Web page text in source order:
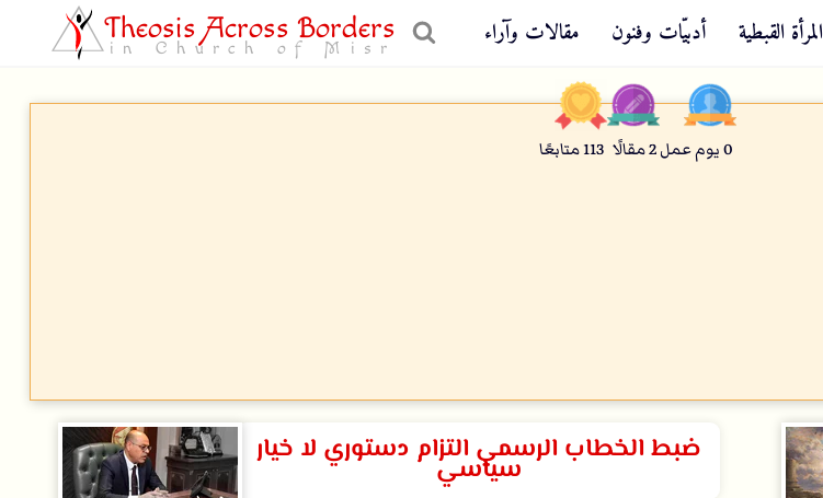
المرأة القبطية أدبيّات وفنون مقالات وآراء Theosis Across Borders
in Church of Misr
0يوم عمل2مقالًا 113متابعًا
ضبط الخطاب الرسمي التزام دستوري لا خيار
سياسي